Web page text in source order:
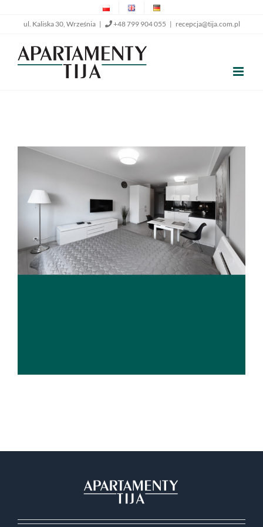
zawartości
ul. Kaliska 30, Września | +48 799 904 055 | recepcja@tija.com.pl